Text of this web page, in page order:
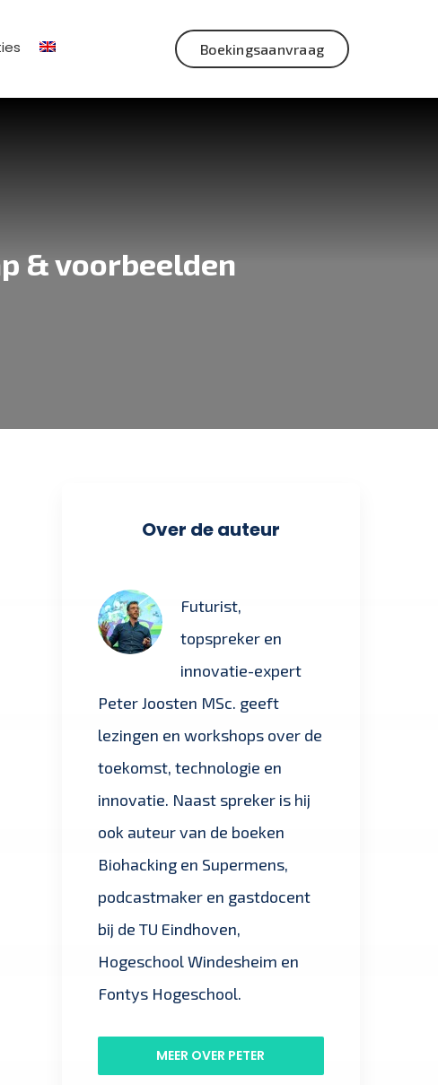
Boekingsaanvraag
& voorbeelden
Over de auteur
Futurist,
topspreker en
innovatie-expert
Peter Joosten MSc. geeft
lezingen en workshops over de
toekomst, technologie en
innovatie. Naast spreker is hij
ook auteur van de boeken
Biohacking en Supermens,
podcastmaker en gastdocent
bij de TU Eindhoven,
Hogeschool Windesheim en
Fontys Hogeschool.
MEER OVER PETER